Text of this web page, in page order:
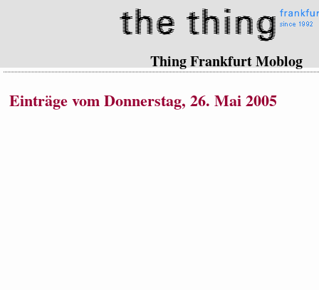
Thing Frankfurt Moblog
Einträge vom Donnerstag, 26. Mai 2005